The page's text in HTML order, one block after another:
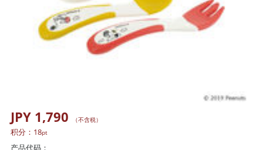
JPY 1,790 （不含税）
积分： 18pt
产品代码：